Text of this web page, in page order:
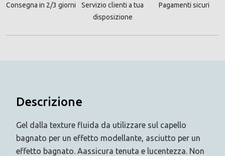
Consegna in 2/3 giorni
Servizio clienti a tua
disposizione
Pagamenti sicuri
Descrizione
Gel dalla texture fluida da utilizzare sul capello
bagnato per un effetto modellante, asciutto per un
effetto bagnato. Aassicura tenuta e lucentezza. Non